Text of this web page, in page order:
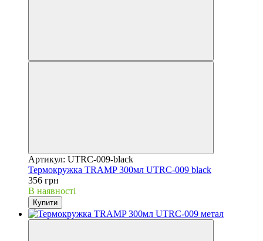
Артикул: UTRC-009-black
Термокружка TRAMP 300мл UTRC-009 black
356 грн
В наявності
Купити